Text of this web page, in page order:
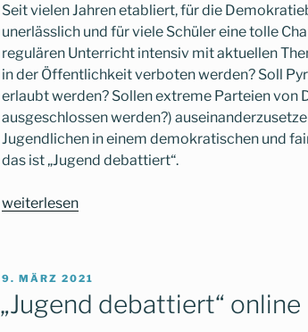
Seit vielen Jahren etabliert, für die
unerlässlich und für viele Schüler eine tolle
regulären Unterricht intensiv mit aktuellen
in der Öffentlichkeit verboten werden? Soll
erlaubt werden? Sollen extreme Parteien von
ausgeschlossen werden?)
Jugendlichen in einem demokratischen und
das ist „Jugend debattiert“.
„„Jugend
sehr
erfolgreich
weiterlesen
VERÖFFENTLICHT
9. MÄRZ 2021
„Jugend debattiert“ online